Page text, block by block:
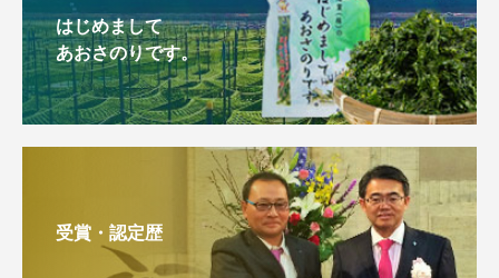
はじめまして
あおさのりです。
受賞・認定歴